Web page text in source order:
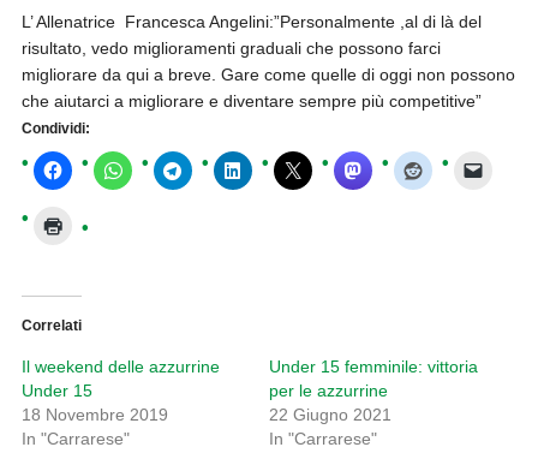
L’ Allenatrice Francesca Angelini:”Personalmente ,al di là del
risultato, vedo miglioramenti graduali che possono farci
migliorare da qui a breve. Gare come quelle di oggi non possono
che aiutarci a migliorare e diventare sempre più competitive”
Condividi:
Correlati
Il weekend delle azzurrine
Under 15
18 Novembre 2019
In "Carrarese"
Under 15 femminile: vittoria
per le azzurrine
22 Giugno 2021
In "Carrarese"